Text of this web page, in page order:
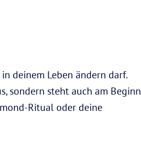
deinem Leben ändern darf.
sondern steht auch am Beginn
Ritual oder deine